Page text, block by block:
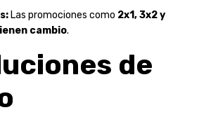
Las promociones como 2x1, 3x2 y
cambio.
de